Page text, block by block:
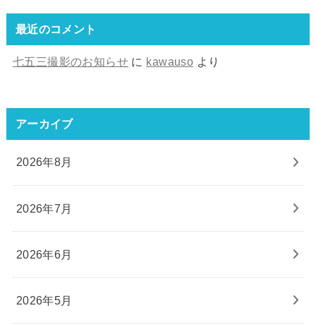
最近のコメント
七五三撮影のお知らせ に kawauso より
アーカイブ
2026年8月
2026年7月
2026年6月
2026年5月